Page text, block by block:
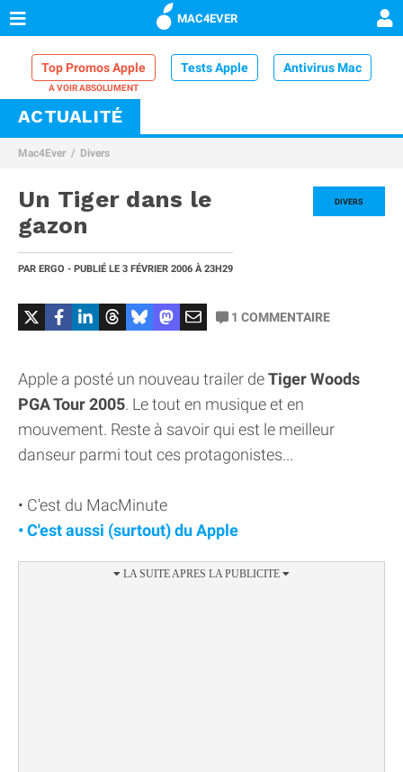
MAC4EVER
Top Promos Apple Tests Apple Antivirus Mac
VPN Mac
Comparatif iPhone
ACTUALITÉ
Mac4Ever Divers
DIVERS
Un Tiger dans le
gazon
PAR ERGO - PUBLIÉ LE 3 FÉVRIER 2006 À 23H29
1 COMMENTAIRE
Apple a posté un nouveau trailer deTiger Woods
PGA Tour 2005. Le tout en musique et en
mouvement. Reste à savoir qui est le meilleur
danseur parmi tout ces protagonistes...
• C'est du MacMinute
• C'est aussi (surtout) du Apple